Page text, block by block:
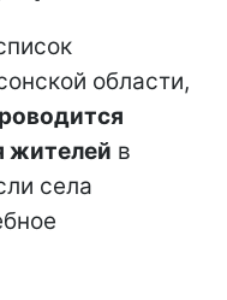
области,
жителей в
села